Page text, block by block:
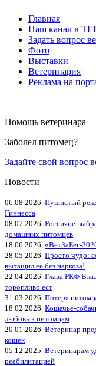
Главная
Наш канал в
Задать вопрос
Фото
Выставки
Ветеринария
Реклама на
Помощь ветеринара
Заболел питомец?
Задайте свой вопрос
Новости
06.08.2026 Пушистый
Гиннесса
08.07.2026 Россияне
домашних питомцев
18.06.2026
28.05.2026 Просто чудо:
вытащил её без наркоза!
22.04.2026 Глава РКФ
торопливо ест
31.03.2026 Потеря
18.02.2026 Кошачье-
любовь к питомцам
20.01.2026 Ветеринар
кошек
05.12.2025 Ветеринарам
реабилитацией